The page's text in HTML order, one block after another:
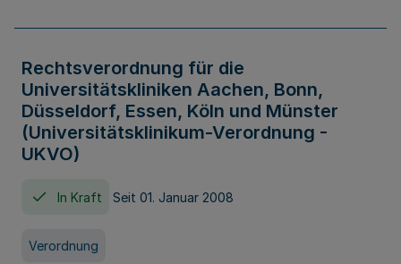
Rechtsverordnung für die
Universitätskliniken Aachen, Bonn,
Düsseldorf, Essen, Köln und Münster
(Universitätsklinikum-Verordnung -
UKVO)
In Kraft Seit 01. Januar 2008
Verordnung